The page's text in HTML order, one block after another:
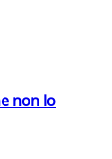
non lo